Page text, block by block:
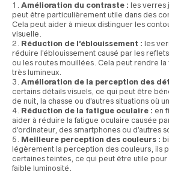
Amélioration du contraste : les verres
peut être particulièrement utile dans des
Cela peut aider à mieux distinguer les
visuelle.
Réduction de l’éblouissement : les
réduire l’éblouissement causé par les
ou les routes mouillées. Cela peut rendre
très lumineux.
Amélioration de la perception des
certains détails visuels, ce qui peut être
de nuit, la chasse ou d’autres situations où
Réduction de la fatigue oculaire : en
aider à réduire la fatigue oculaire causée
d’ordinateur, des smartphones ou d’autres
Meilleure perception des couleurs :
légèrement la perception des couleurs, ils
certaines teintes, ce qui peut être utile
faible luminosité.